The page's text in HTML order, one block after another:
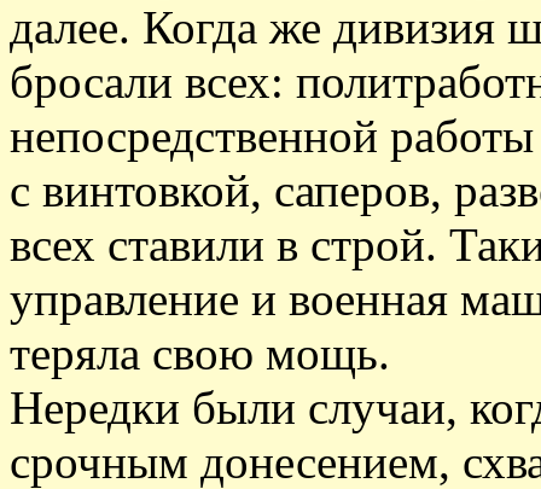
далее. Когда же дивизия
бросали всех:
непосредственной
с винтовкой, саперов,
всех ставили в строй.
управление и военная
теряла свою мощь.
Нередки были случаи,
срочным донесением,